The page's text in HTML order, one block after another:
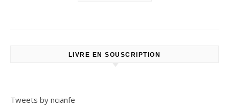
LIVRE EN SOUSCRIPTION
Tweets by ncianfe